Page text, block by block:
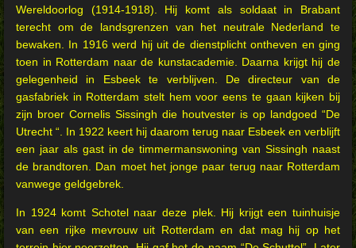
Wereldoorlog (1914-1918). Hij komt als soldaat in Brabant
terecht om de landsgrenzen van het neutrale Nederland te
bewaken. In 1916 werd hij uit de dienstplicht ontheven en ging
toen in Rotterdam naar de kunstacademie. Daarna krijgt hij de
gelegenheid in Esbeek te verblijven. De directeur van de
gasfabriek in Rotterdam stelt hem voor eens te gaan kijken bij
zijn broer Cornelis Sissingh die houtvester is op landgoed “De
Utrecht “. In 1922 keert hij daarom terug naar Esbeek en verblijft
een jaar als gast in de timmermanswoning van Sissingh naast
de brandtoren. Dan moet het jonge paar terug naar Rotterdam
vanwege geldgebrek.
In 1924 komt Schotel naar deze plek. Hij krijgt een tuinhuisje
van een rijke mevrouw uit Rotterdam en dat mag hij op het